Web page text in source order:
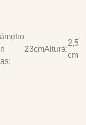
23cmAltura:
2,5
cm